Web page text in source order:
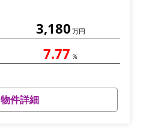
3,180 万円
7.77 ％
物件詳細